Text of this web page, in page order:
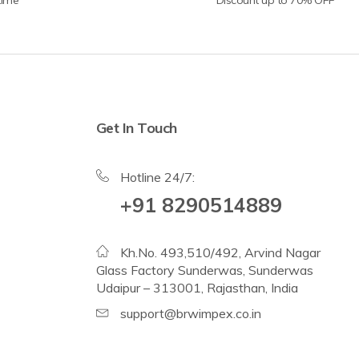
Get In Touch
Hotline 24/7:
+91 8290514889
Kh.No. 493,510/492, Arvind Nagar
Glass Factory Sunderwas, Sunderwas
Udaipur – 313001, Rajasthan, India
support@brwimpex.co.in